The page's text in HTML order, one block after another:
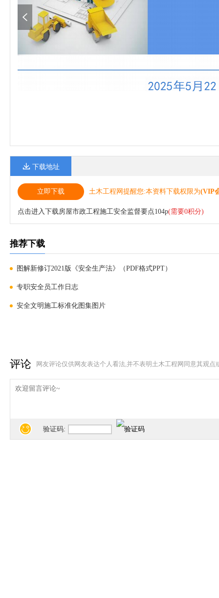
下载地址
立即下载 土木工程网提醒您:本资料下载权限为(VIP
点击进入下载房屋市政工程施工安全监督要点104p(需要0积分)
推荐下载
图解新修订2021版《安全生产法》（PDF格式PPT）
专职安全员工作日志
安全文明施工标准化图集图片
评论 网友评论仅供网友表达个人看法,并不表明土木工程网同意其观点
验证码: